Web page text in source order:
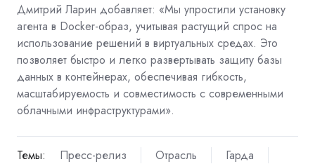
Дмитрий Ларин добавляет: «Мы упростили установку
агента в Docker-образ, учитывая растущий спрос на
использование решений в виртуальных средах. Это
позволяет быстро и легко развертывать защиту базы
данных в контейнерах, обеспечивая гибкость,
масштабируемость и совместимость с современными
облачными инфраструктурами».
Темы: Пресс-релиз Отрасль
Гарда